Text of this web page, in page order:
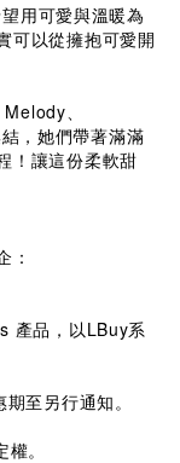
用可愛與溫暖為
可以從擁抱可愛開
、
，她們帶著滿滿
！讓這份柔軟甜
：
產品，以LBuy系
至另行通知。
。